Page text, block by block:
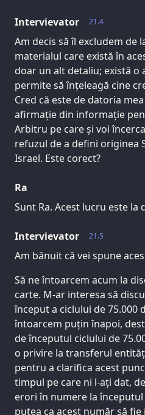
21.4
Intervievator
Am decis să îl excludem de
materialul care există în
doar un alt detaliu; există o
permite să înțeleagă cine
Cred că este de datoria
afirmație din informație
Arbitru pe care și voi
refuzul de a defini originea
Israel. Este corect?
Ra
Sunt Ra. Acest lucru este la
21.5
Intervievator
Am bănuit că vei spune
Să ne întoarcem acum la
carte. M-ar interesa să
început a ciclului de 75.000
întoarcem puțin înapoi,
de începutul ciclului de
o privire la transferul
pentru a clarifica acest
timpul pe care ni l-ați dat,
erori în numere la
putea ca acest număr să